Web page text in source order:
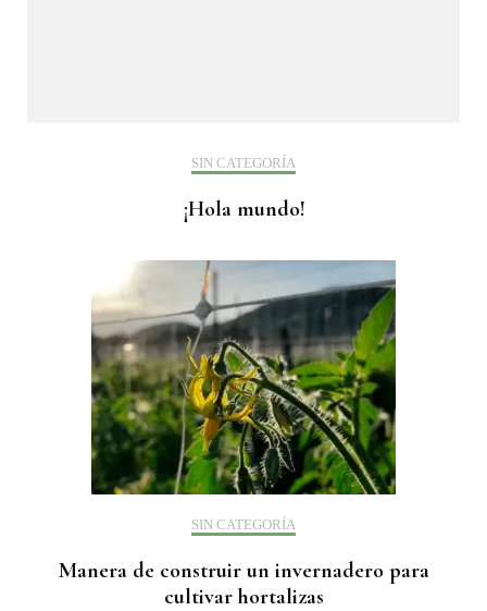
SIN CATEGORÍA
¡Hola mundo!
SIN CATEGORÍA
Manera de construir un invernadero para
cultivar hortalizas